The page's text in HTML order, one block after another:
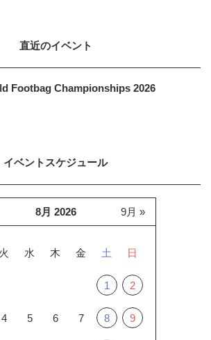
『ザ セラム』の知られざる実力に
直近のイベント
Footbag Championships 2026
イベントスケジュール
8月 2026
火 水 木 金 土 日
1 2
4 5 6 7 8 9
9月 »